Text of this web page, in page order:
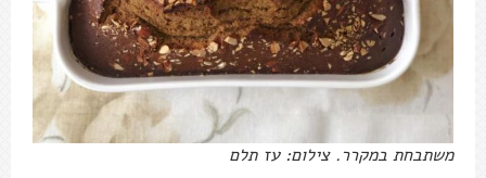
משתבחת במקרר. צילום: עז תלם